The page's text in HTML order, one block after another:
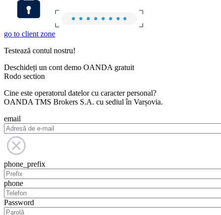
go to client zone
Testează contul nostru!
Deschideți un cont demo OANDA gratuit
Rodo section
Cine este operatorul datelor cu caracter personal?
OANDA TMS Brokers S.A. cu sediul în Varșovia.
email
phone_prefix
phone
Password